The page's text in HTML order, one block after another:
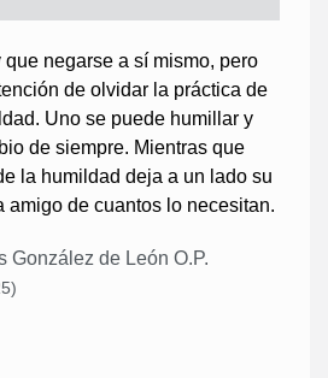
negarse a sí mismo, pero
de olvidar la práctica de
Uno se puede humillar y
de siempre. Mientras que
la humildad deja a un lado su
amigo de cuantos lo necesitan.
González de León O.P.